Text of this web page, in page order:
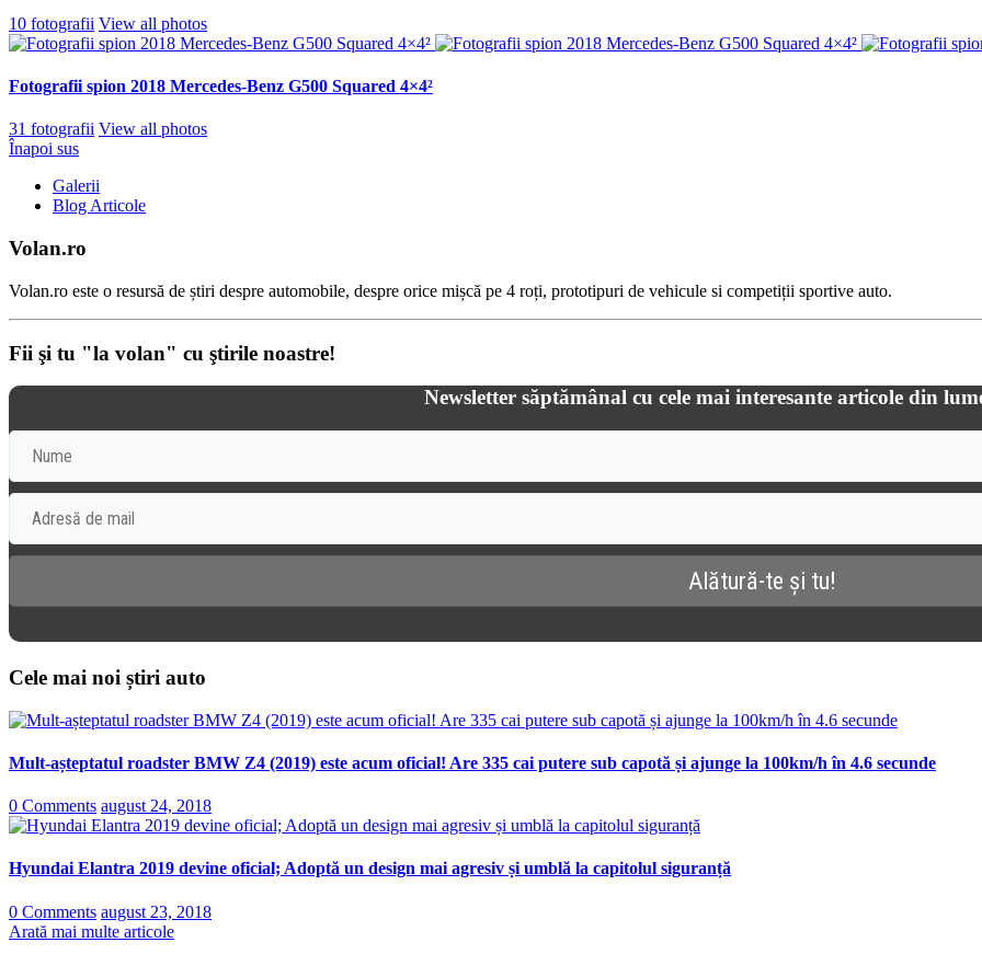
10 fotografii View all photos
Fotografii spion 2018 Mercedes-Benz G500 Squared 4×4²
31 fotografii View all photos
Înapoi sus
Galerii
Blog Articole
Volan.ro
Volan.ro este o resursă de știri despre automobile, despre orice mișcă pe 4 roți, prototipuri de vehicule si competiții sportive auto.
Fii şi tu "la volan" cu ştirile noastre!
Newsletter săptămânal cu cele mai interesante articole din
Cele mai noi știri auto
Mult-așteptatul roadster BMW Z4 (2019) este acum oficial! Are 335 cai putere sub capotă și ajunge la 100km/h în 4.6 secunde
0 Comments august 24, 2018
Hyundai Elantra 2019 devine oficial; Adoptă un design mai agresiv și umblă la capitolul siguranță
0 Comments august 23, 2018
Arată mai multe articole